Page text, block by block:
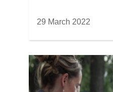
29 March 2022